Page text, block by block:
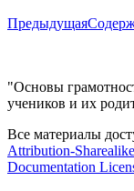
Предыдущая
"Основы
учеников и их
Все материалы
Attribution-
Documentation